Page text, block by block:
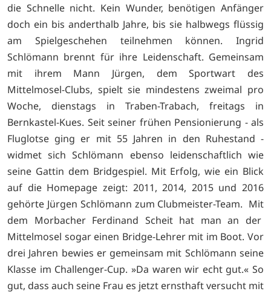
die Schnelle nicht. Kein Wunder, benötigen Anfänger
doch ein bis anderthalb Jahre, bis sie halbwegs flüssig
am Spielgeschehen teilnehmen können. Ingrid
Schlömann brennt für ihre Leidenschaft. Gemeinsam
mit ihrem Mann Jürgen, dem Sportwart des
Mittelmosel-Clubs, spielt sie mindestens zweimal pro
Woche, dienstags in Traben-Trabach, freitags in
Bernkastel-Kues. Seit seiner frühen Pensionierung - als
Fluglotse ging er mit 55 Jahren in den Ruhestand -
widmet sich Schlömann ebenso leidenschaftlich wie
seine Gattin dem Bridgespiel. Mit Erfolg, wie ein Blick
auf die Homepage zeigt: 2011, 2014, 2015 und 2016
gehörte Jürgen Schlömann zum Clubmeister-Team. Mit
dem Morbacher Ferdinand Scheit hat man an der
Mittelmosel sogar einen Bridge-Lehrer mit im Boot. Vor
drei Jahren bewies er gemeinsam mit Schlömann seine
Klasse im Challenger-Cup. »Da waren wir echt gut.« So
gut, dass auch seine Frau es jetzt ernsthaft versucht mit